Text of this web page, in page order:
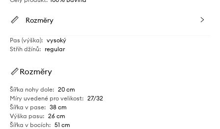
Rozměry
Pas (výška): vysoký
Střih džínů: regular
Rozměry
Šířka nohy dole: 20 cm
Míry uvedené pro velikost: 27/32
Šířka v pase: 38 cm
Výška pasu: 26 cm
Šířka v bocích: 51 cm